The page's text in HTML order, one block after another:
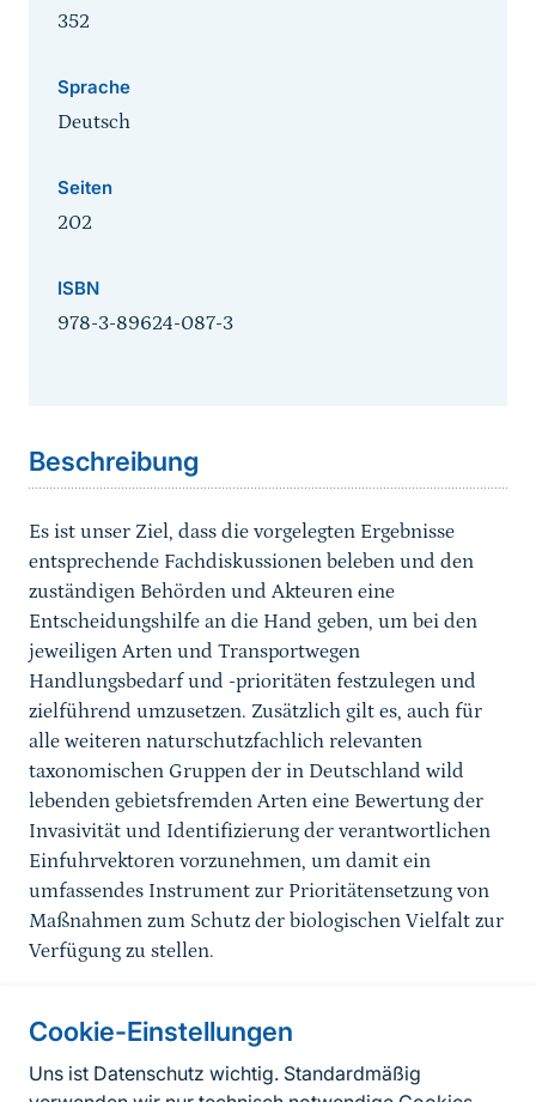
Cookie-Einstellungen
Uns ist Datenschutz wichtig. Standardmäßig
352
Sprache
Deutsch
Seiten
202
ISBN
978-3-89624-087-3
Beschreibung
Es ist unser Ziel, dass die vorgelegten Ergebnisse
entsprechende Fachdiskussionen beleben und den
zuständigen Behörden und Akteuren eine
Entscheidungshilfe an die Hand geben, um bei den
jeweiligen Arten und Transportwegen
Handlungsbedarf und -prioritäten festzulegen und
zielführend umzusetzen. Zusätzlich gilt es, auch für
alle weiteren naturschutzfachlich relevanten
taxonomischen Gruppen der in Deutschland wild
lebenden gebietsfremden Arten eine Bewertung der
Invasivität und Identifizierung der verantwortlichen
Einfuhrvektoren vorzunehmen, um damit ein
umfassendes Instrument zur Prioritätensetzung von
Maßnahmen zum Schutz der biologischen Vielfalt zur
Verfügung zu stellen.
Informationen zur Seite